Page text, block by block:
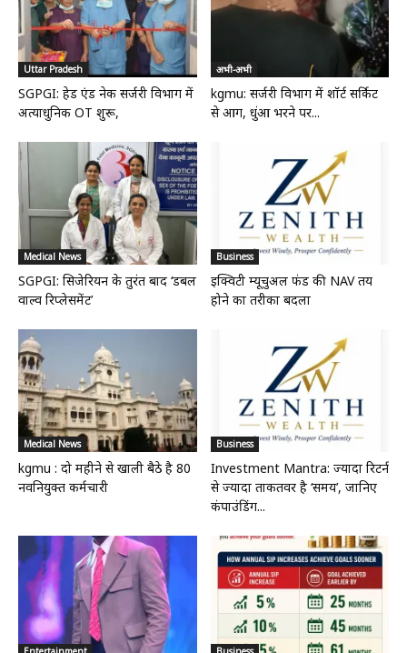
Uttar Pradesh
SGPGI: हेड एंड नेक सर्जरी विभाग में
अत्याधुनिक OT शुरू,
अभी-अभी
kgmu: सर्जरी विभाग में शॉर्ट सर्किट
से आग, धुंआ भरने पर...
Medical News
SGPGI: सिजेरियन के तुरंत बाद ‘डबल
वाल्व रिप्लेसमेंट’
Business
इक्विटी म्यूचुअल फंड की NAV तय
होने का तरीका बदला
Medical News
kgmu : दो महीने से खाली बैठे है 80
नवनियुक्त कर्मचारी
Business
Investment Mantra: ज्यादा रिटर्न
से ज्यादा ताकतवर है ‘समय’, जानिए
कंपाउंडिंग...